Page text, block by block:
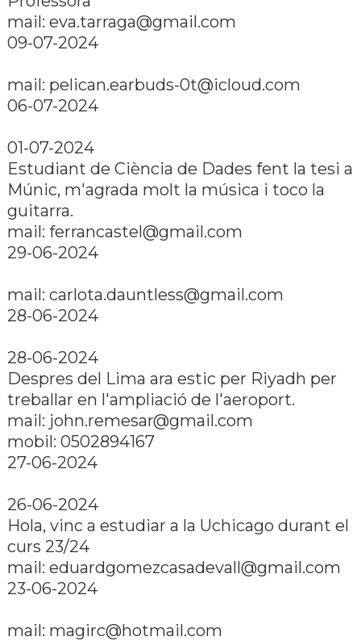
mail: eva.tarraga@gmail.com
09-07-2024
mail: pelican.earbuds-0t@icloud.com
06-07-2024
01-07-2024
Estudiant de Ciència de Dades fent la tesi a
Múnic, m'agrada molt la música i toco la
guitarra.
mail: ferrancastel@gmail.com
29-06-2024
mail: carlota.dauntless@gmail.com
28-06-2024
28-06-2024
Despres del Lima ara estic per Riyadh per
treballar en l'ampliació de l'aeroport.
mail: john.remesar@gmail.com
mobil: 0502894167
27-06-2024
26-06-2024
Hola, vinc a estudiar a la Uchicago durant el
curs 23/24
mail: eduardgomezcasadevall@gmail.com
23-06-2024
mail: magirc@hotmail.com